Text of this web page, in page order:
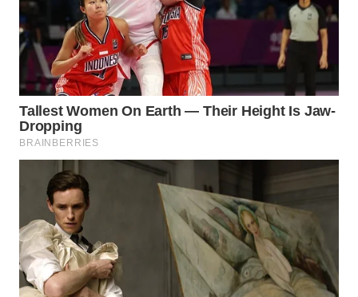
WN
DAIRI
WN
DANAU
TOBA
WN
NIAS
WN
LANGKAT
WN